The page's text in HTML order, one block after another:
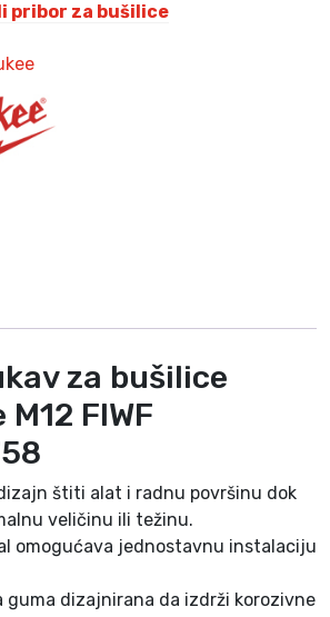
pribor za bušilice
za bušilice
FIWF
štiti alat i radnu površinu dok
veličinu ili težinu.
omogućava jednostavnu instalaciju
guma dizajnirana da izdrži korozivne